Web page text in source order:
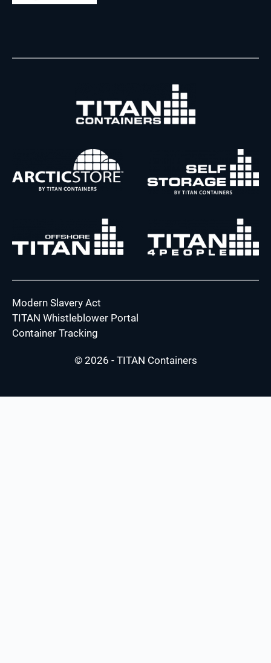
Modern Slavery Act
TITAN Whistleblower Portal
Container Tracking
© 2026 - TITAN Containers